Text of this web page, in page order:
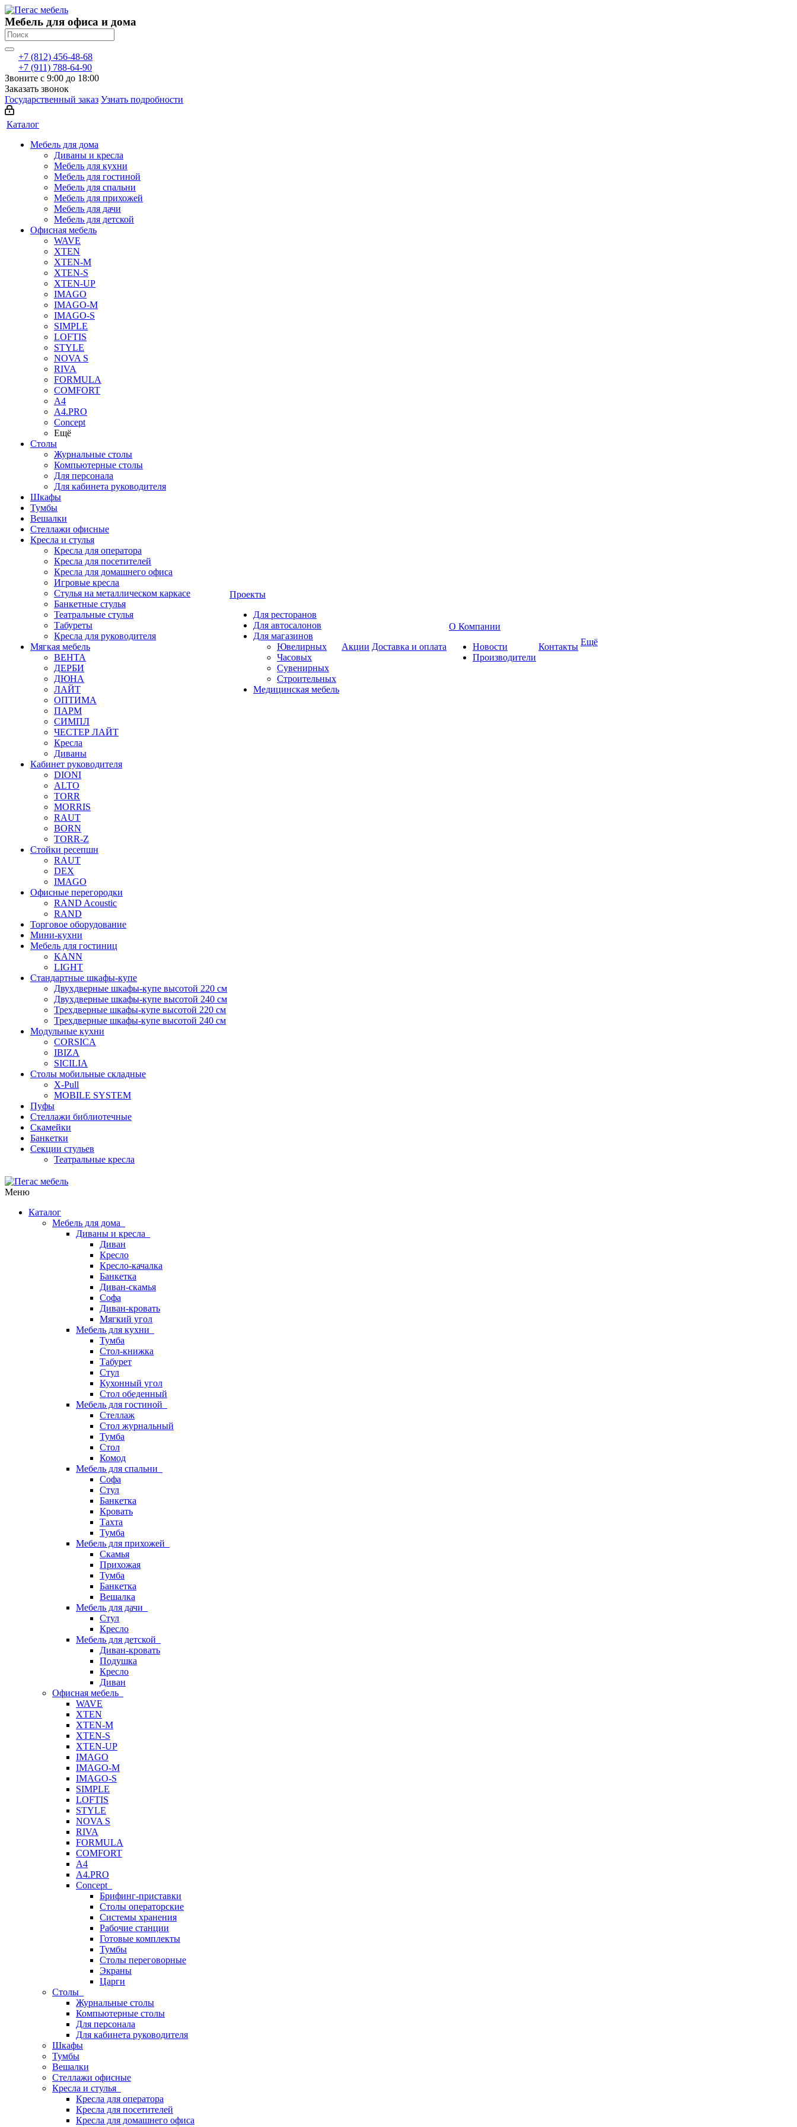
Мебель для офиса и дома
+7 (812) 456-48-68
+7 (911) 788-64-90
Звоните с 9:00 до 18:00
Заказать звонок
Государственный заказ Узнать подробности
Каталог
Мебель для дома
Диваны и кресла
Мебель для кухни
Мебель для гостиной
Мебель для спальни
Мебель для прихожей
Мебель для дачи
Мебель для детской
Офисная мебель
WAVE
XTEN
XTEN-M
XTEN-S
XTEN-UP
IMAGO
IMAGO-M
IMAGO-S
SIMPLE
LOFTIS
STYLE
NOVA S
RIVA
FORMULA
COMFORT
A4
A4.PRO
Concept
Ещё
Столы
Журнальные столы
Компьютерные столы
Для персонала
Для кабинета руководителя
Шкафы
Тумбы
Вешалки
Стеллажи офисные
Кресла и стулья
Кресла для оператора
Кресла для посетителей
Кресла для домашнего офиса
Игровые кресла
Стулья на металлическом каркасе
Банкетные стулья
Театральные стулья
Табуреты
Кресла для руководителя
Мягкая мебель
ВЕНТА
ДЕРБИ
ДЮНА
ЛАЙТ
ОПТИМА
ПАРМ
СИМПЛ
ЧЕСТЕР ЛАЙТ
Кресла
Диваны
Кабинет руководителя
DIONI
ALTO
TORR
MORRIS
RAUT
BORN
TORR-Z
Стойки ресепшн
RAUT
DEX
IMAGO
Офисные перегородки
RAND Acoustic
RAND
Торговое оборудование
Мини-кухни
Мебель для гостиниц
KANN
LIGHT
Стандартные шкафы-купе
Двухдверные шкафы-купе высотой 220 см
Двухдверные шкафы-купе высотой 240 см
Трехдверные шкафы-купе высотой 220 см
Трехдверные шкафы-купе высотой 240 см
Модульные кухни
CORSICA
IBIZA
SICILIA
Столы мобильные складные
X-Pull
MOBILE SYSTEM
Пуфы
Стеллажи библиотечные
Скамейки
Банкетки
Секции стульев
Театральные кресла
Проекты
Для ресторанов
Для автосалонов
Для магазинов
Ювелирных
Часовых
Сувенирных
Строительных
Медицинская мебель
Акции Доставка и оплата
О Компании
Новости
Производители
Контакты Ещё
Меню
Каталог
Мебель для дома
Диваны и кресла
Диван
Кресло
Кресло-качалка
Банкетка
Диван-скамья
Софа
Диван-кровать
Мягкий угол
Мебель для кухни
Тумба
Стол-книжка
Табурет
Стул
Кухонный угол
Стол обеденный
Мебель для гостиной
Стеллаж
Стол журнальный
Тумба
Стол
Комод
Мебель для спальни
Софа
Стул
Банкетка
Кровать
Тахта
Тумба
Мебель для прихожей
Скамья
Прихожая
Тумба
Банкетка
Вешалка
Мебель для дачи
Стул
Кресло
Мебель для детской
Диван-кровать
Подушка
Кресло
Диван
Офисная мебель
WAVE
XTEN
XTEN-M
XTEN-S
XTEN-UP
IMAGO
IMAGO-M
IMAGO-S
SIMPLE
LOFTIS
STYLE
NOVA S
RIVA
FORMULA
COMFORT
A4
A4.PRO
Concept
Брифинг-приставки
Столы операторские
Системы хранения
Рабочие станции
Готовые комплекты
Тумбы
Столы переговорные
Экраны
Царги
Столы
Журнальные столы
Компьютерные столы
Для персонала
Для кабинета руководителя
Шкафы
Тумбы
Вешалки
Стеллажи офисные
Кресла и стулья
Кресла для оператора
Кресла для посетителей
Кресла для домашнего офиса